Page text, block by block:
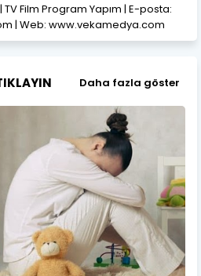
Film Program Yapım | E-posta:
| Web: www.vekamedya.com
Daha fazla göster